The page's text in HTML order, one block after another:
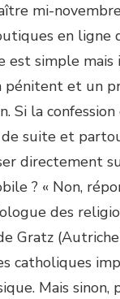
mi-
en ligne
est simple
pénitent et un
Si la
suite et
directement
? « Non,
des
Gratz
catholiques
Mais